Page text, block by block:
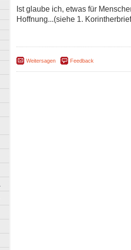
Ist glaube ich, etwas für
Hoffnung...(siehe 1.
Weitersagen Feedback